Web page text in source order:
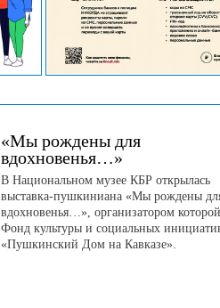
«Мы рождены для
вдохновенья…»
В Национальном музее КБР открылась
выставка-пушкиниана «Мы рождены
вдохновенья…», организатором
Фонд культуры и социальных
«Пушкинский Дом на Кавказе».